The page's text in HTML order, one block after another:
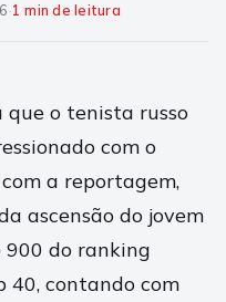
·1 min de leitura
que o tenista russo
com o
a reportagem,
ascensão do jovem
900 do ranking
contando com